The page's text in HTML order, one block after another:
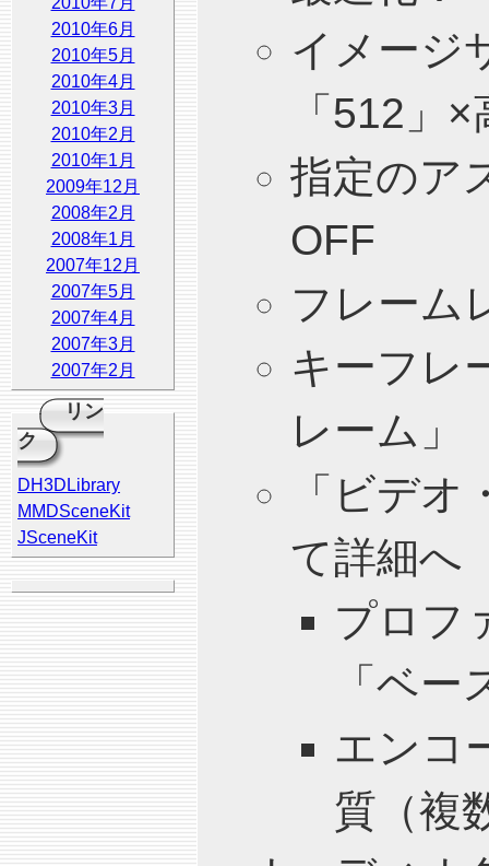
2010年6月
2010年5月
2010年4月
2010年3月
2010年2月
2010年1月
2009年12月
2008年2月
2008年1月
2007年12月
2007年5月
2007年4月
2007年3月
2007年2月
リン
ク
DH3DLibrary
MMDSceneKit
JSceneKit
イメージ
「512」
指定のア
OFF
フレーム
キーフレ
レーム」
「ビデ
て詳細へ
プロフ
「ベ
エンコ
質（複